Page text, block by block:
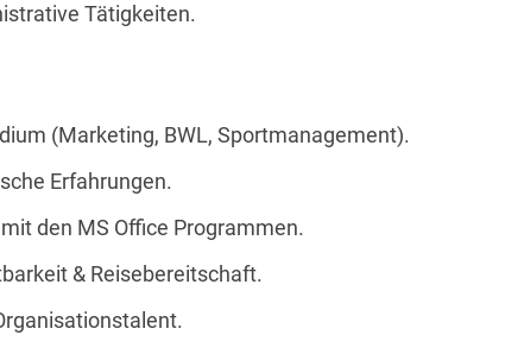
Tätigkeiten.
(Marketing, BWL, Sportmanagement).
Erfahrungen.
den MS Office Programmen.
& Reisebereitschaft.